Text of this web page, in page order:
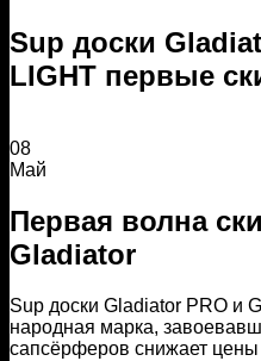
Sup доски
LIGHT первые
08
Май
Первая волна
Gladiator
Sup доски Gladiator PRO и
народная марка,
сапсёрферов снижает